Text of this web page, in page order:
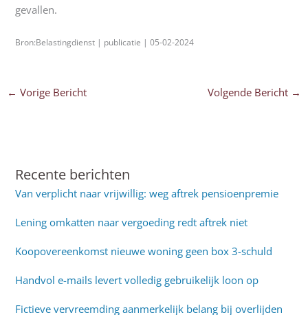
gevallen.
Bron:Belastingdienst | publicatie | 05-02-2024
← Vorige Bericht Volgende Bericht →
Recente berichten
Van verplicht naar vrijwillig: weg aftrek pensioenpremie
Lening omkatten naar vergoeding redt aftrek niet
Koopovereenkomst nieuwe woning geen box 3-schuld
Handvol e-mails levert volledig gebruikelijk loon op
Fictieve vervreemding aanmerkelijk belang bij overlijden